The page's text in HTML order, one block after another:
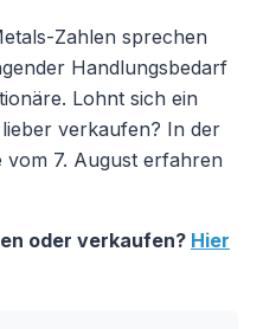
Zahlen sprechen
Handlungsbedarf
Lohnt sich ein
verkaufen? In der
vom 7. August erfahren
oder verkaufen? Hier